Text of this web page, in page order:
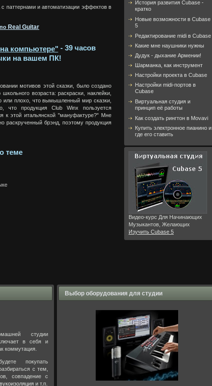
паттернами и автоматизации эффектов в
Real Guitar
компьютере" - 39 часов
на вашем ПК!
мотивов этой сказки, было создано
возраста: раскраски, наклейки,
или плохо, что вымышленный мир сказки,
продукция Club Winx пользуется
к этой итальянской "мануфактуре?" Мне
раскрученный брэнд, поэтому продукция
теме
История развития Cubase -
кратко
Новые возможности в Cubase
5
Редактирование midi в Cubase
Какие мне наушники нужны
Дудук - дыхание Армении!
Шарманка, как инструмент
Настройки проекта в Cubase
Настройки midi-портов в
Cubase
Виртуальная студия и
принцип её работы
Как создать рингтон в Movavi
Купить электронное пианино и
где его ставить
Видео-курс Для Начинающих
Музыкантов, Желающих
Изучить Cubase 5
студии
в себя и
коммутация.
покупать
с тем,
совпадение с
и т.п.
Выбор оборудования для студии